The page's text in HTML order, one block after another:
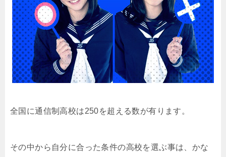
全国に通信制高校は250を超える数が有ります。
その中から自分に合った条件の高校を選ぶ事は、かな